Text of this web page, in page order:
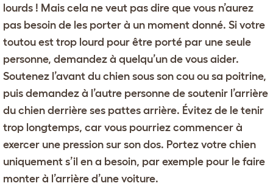
lourds ! Mais cela ne veut pas dire que vous n’aurez
pas besoin de les porter à un moment donné. Si votre
toutou est trop lourd pour être porté par une seule
personne, demandez à quelqu’un de vous aider.
Soutenez l’avant du chien sous son cou ou sa poitrine,
puis demandez à l’autre personne de soutenir l’arrière
du chien derrière ses pattes arrière. Évitez de le tenir
trop longtemps, car vous pourriez commencer à
exercer une pression sur son dos. Portez votre chien
uniquement s’il en a besoin, par exemple pour le faire
monter à l’arrière d’une voiture.